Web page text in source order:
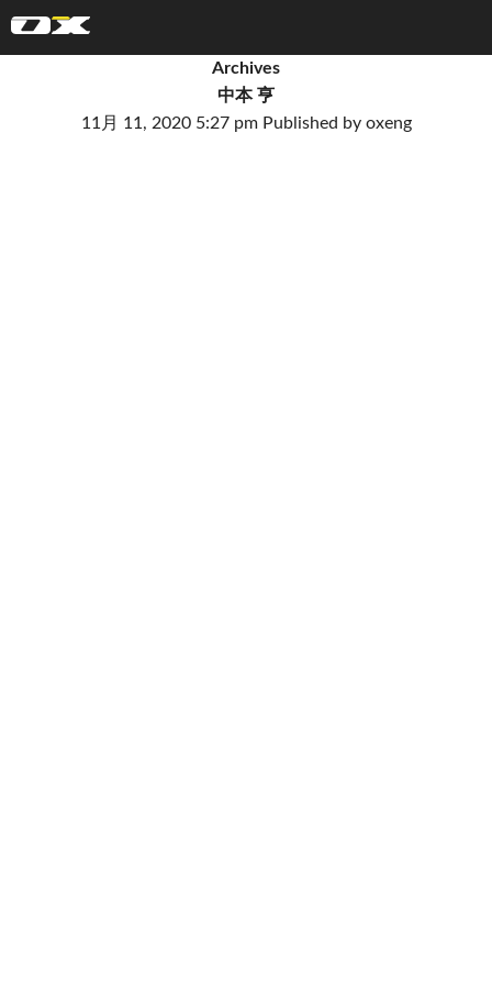
Archives
中本 亨
11月 11, 2020 5:27 pm Published by oxeng